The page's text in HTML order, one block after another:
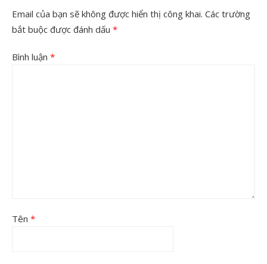
Email của bạn sẽ không được hiển thị công khai. Các trường
bắt buộc được đánh dấu *
Bình luận *
Tên *